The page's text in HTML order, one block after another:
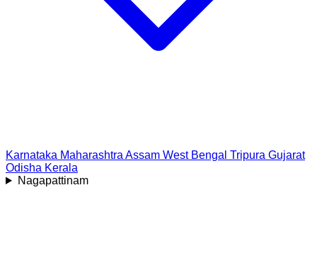
Karnataka Maharashtra Assam West Bengal Tripura Gujarat
Odisha Kerala
Nagapattinam